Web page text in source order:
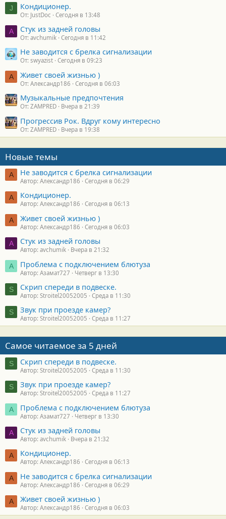
J Кондиционер.
От: JustDoc Сегодня в 13:48
A Стук из задней головы
От: avchumik Сегодня в 11:42
Не заводится с брелка сигнализации
От: swyazist Сегодня в 09:23
А Живет своей жизнью )
От: Александр186 Сегодня в 06:03
Музыкальные предпочтения
От: ZAMPRED Вчера в 21:39
Прогрессив Рок. Вдруг кому интересно
От: ZAMPRED Вчера в 19:38
Новые темы
А Не заводится с брелка сигнализации
Автор: Александр186 Сегодня в 06:29
А Кондиционер.
Автор: Александр186 Сегодня в 06:13
А Живет своей жизнью )
Автор: Александр186 Сегодня в 06:03
A Стук из задней головы
Автор: avchumik Вчера в 21:32
А Проблема с подключением блютуза
Автор: Азамат727 Четверг в 13:30
S Скрип спереди в подвеске.
Автор: Stroitel20052005 Среда в 11:30
S Звук при проезде камер?
Автор: Stroitel20052005 Среда в 11:27
Самое читаемое за 5 дней
S Скрип спереди в подвеске.
Автор: Stroitel20052005 Среда в 11:30
S Звук при проезде камер?
Автор: Stroitel20052005 Среда в 11:27
А Проблема с подключением блютуза
Автор: Азамат727 Четверг в 13:30
A Стук из задней головы
Автор: avchumik Вчера в 21:32
А Кондиционер.
Автор: Александр186 Сегодня в 06:13
А Не заводится с брелка сигнализации
Автор: Александр186 Сегодня в 06:29
А Живет своей жизнью )
Автор: Александр186 Сегодня в 06:03